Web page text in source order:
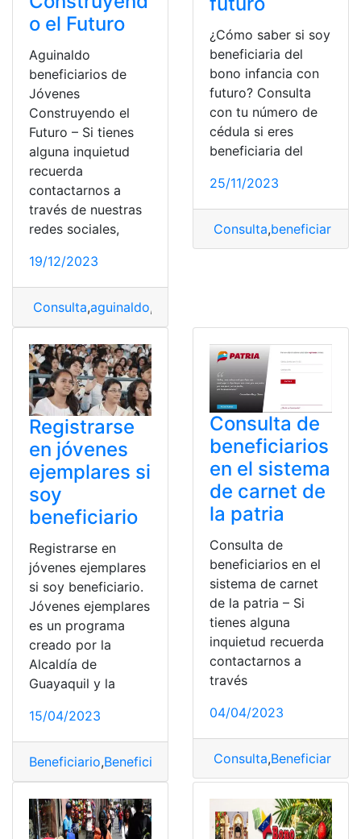
o el Futuro
Aguinaldo
beneficiarios de
Jóvenes
Construyendo el
Futuro – Si tienes
alguna inquietud
recuerda
contactarnos a
través de nuestras
redes sociales,
19/12/2023
Consulta,aguinaldo,
¿Cómo saber si soy
beneficiaria del
bono infancia con
futuro? Consulta
con tu número de
cédula si eres
beneficiaria del
25/11/2023
Consulta,beneficiario
Registrarse
en jóvenes
ejemplares si
soy
beneficiario
Registrarse en
jóvenes ejemplares
si soy beneficiario.
Jóvenes ejemplares
es un programa
creado por la
Alcaldía de
Guayaquil y la
15/04/2023
Beneficiario,Beneficiarios Jóvenes,Jóvenes Ejemplares
Consulta de
beneficiarios
en el sistema
de carnet de
la patria
Consulta de
beneficiarios en el
sistema de carnet
de la patria – Si
tienes alguna
inquietud recuerda
contactarnos a
través
04/04/2023
Consulta,Beneficiarios